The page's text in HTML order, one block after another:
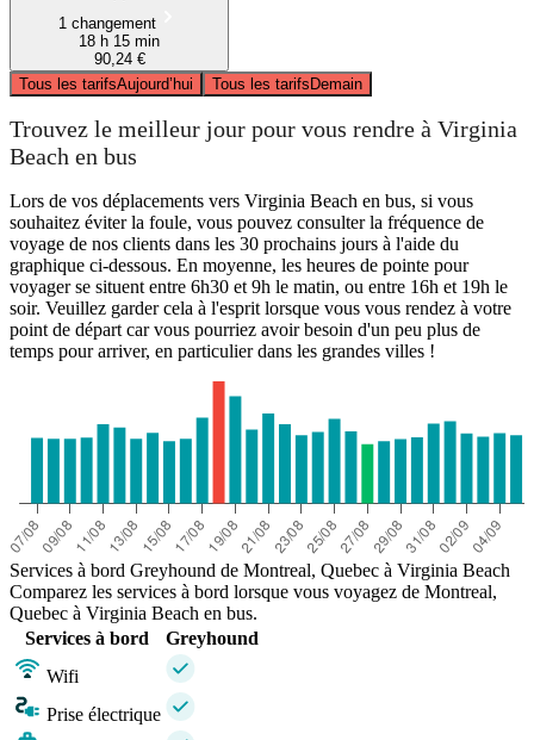
1 changement
18 h 15 min
90,24 €
Tous les tarifsAujourd’hui Tous les tarifsDemain
Trouvez le meilleur jour pour vous rendre à Virginia
Beach en bus
Lors de vos déplacements vers Virginia Beach en bus, si vous
souhaitez éviter la foule, vous pouvez consulter la fréquence de
voyage de nos clients dans les 30 prochains jours à l'aide du
graphique ci-dessous. En moyenne, les heures de pointe pour
voyager se situent entre 6h30 et 9h le matin, ou entre 16h et 19h le
soir. Veuillez garder cela à l'esprit lorsque vous vous rendez à votre
point de départ car vous pourriez avoir besoin d'un peu plus de
temps pour arriver, en particulier dans les grandes villes !
Services à bord Greyhound de Montreal, Quebec à Virginia Beach
Comparez les services à bord lorsque vous voyagez de Montreal,
Quebec à Virginia Beach en bus.
Services à bord
Greyhound
Wifi
Prise électrique